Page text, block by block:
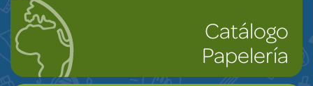
Catálogo
Papelería